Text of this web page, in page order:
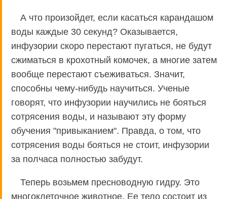
А что произойдет, если касаться карандашом
воды каждые 30 секунд? Оказывается,
инфузории скоро перестают пугаться, не будут
сжиматься в крохотный комочек, а многие затем
вообще перестают съеживаться. Значит,
способны чему-нибудь научиться. Ученые
говорят, что инфузории научились не бояться
сотрясения воды, и называют эту форму
обучения "привыканием". Правда, о том, что
сотрясения воды бояться не стоит, инфузории
за полчаса полностью забудут.
Теперь возьмем пресноводную гидру. Это
многоклеточное животное. Ее тело состоит из